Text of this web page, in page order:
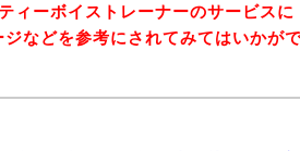
ィーボイストレーナーのサービスに
などを参考にされてみてはいかが